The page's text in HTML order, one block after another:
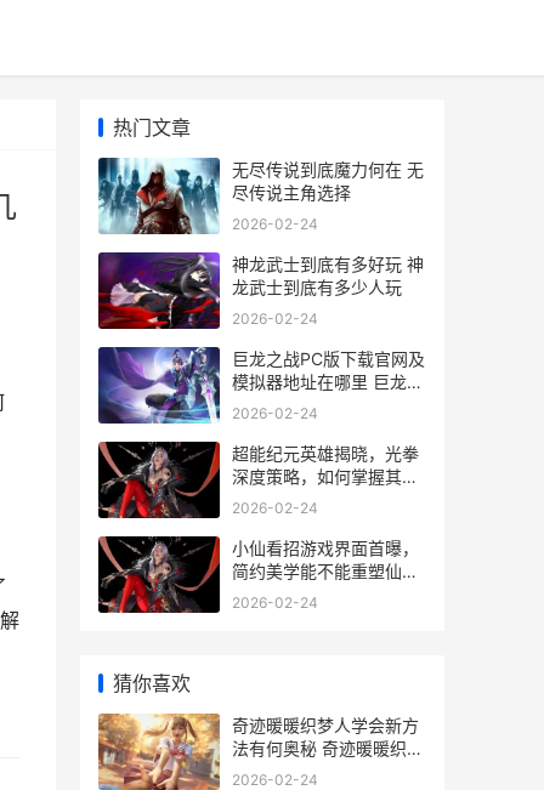
热门文章
无尽传说到底魔力何在 无
尽传说主角选择
2026-02-24
神龙武士到底有多好玩 神
龙武士到底有多少人玩
2026-02-24
巨龙之战PC版下载官网及
模拟器地址在哪里 巨龙之
战安卓版
2026-02-24
超能纪元英雄揭晓，光拳
深度策略，如何掌握其终
极力量 超能纪元女主有几
2026-02-24
小仙看招游戏界面首曝，
简约美学能不能重塑仙侠
世界新视界 小仙平台
2026-02-24
猜你喜欢
奇迹暖暖织梦人学会新方
法有何奥秘 奇迹暖暖织梦
所有套装
2026-02-24